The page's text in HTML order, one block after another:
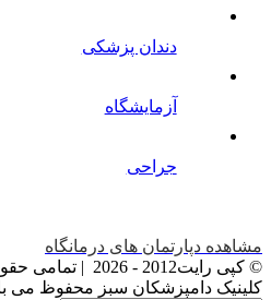
دندان پزشکی
آزمایشگاه
جراحی
مشاهده دپارتمان های درمانگاه
© کپی رایت2012 -
2026 |
کلینیک دامپزشکان سبز محفوظ می